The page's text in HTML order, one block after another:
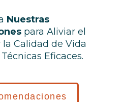
Nuestras
para Aliviar el
Calidad de Vida
Eficaces.